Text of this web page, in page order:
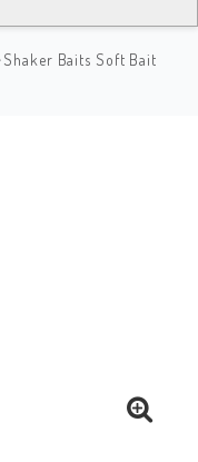
Shaker Baits Soft Bait